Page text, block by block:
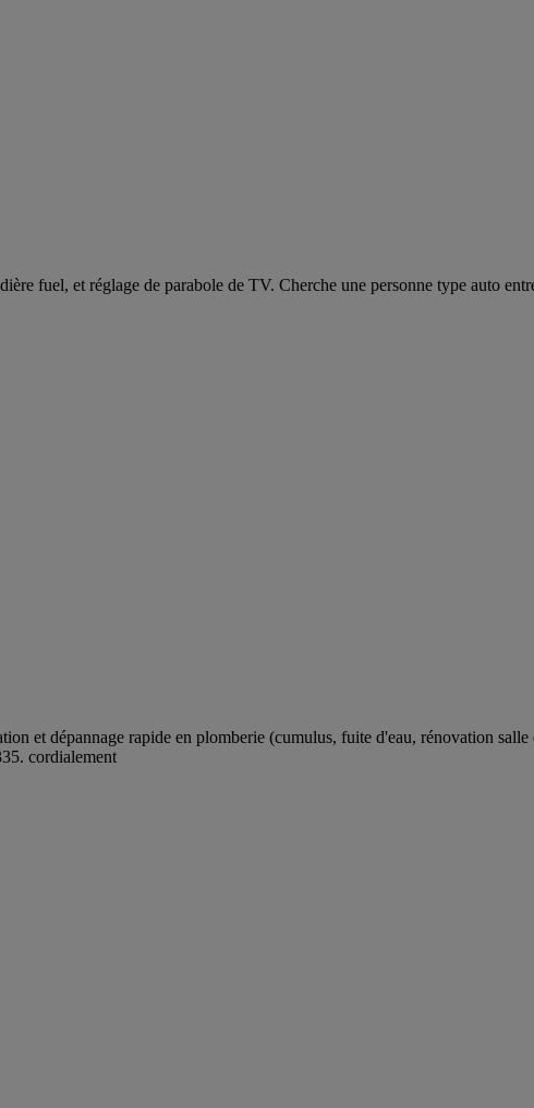
fuel, et réglage de parabole de TV. Cherche une personne type auto
et dépannage rapide en plomberie (cumulus, fuite d'eau, rénovation
cordialement